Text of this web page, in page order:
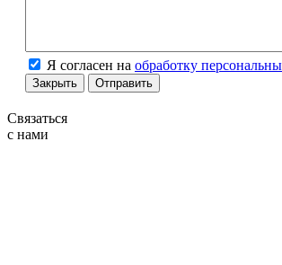
Я согласен на обработку
Закрыть Отправить
Связаться
с нами